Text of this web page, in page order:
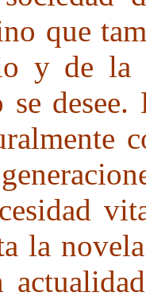
que
y de la
se
la